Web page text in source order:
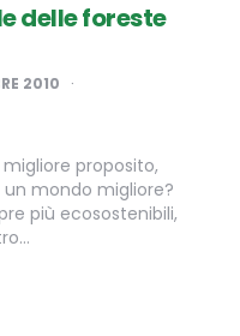
delle foreste
2010
proposito,
un mondo migliore?
più ecosostenibili,